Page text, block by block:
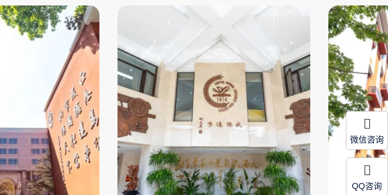
微信咨询
QQ咨询